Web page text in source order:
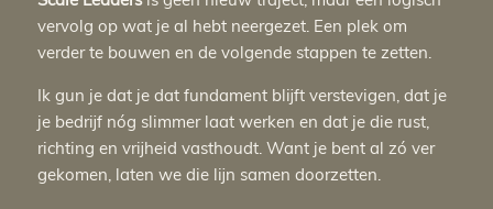
vervolg op wat je al hebt neergezet. Een plek om
verder te bouwen en de volgende stappen te zetten.
Ik gun je dat je dat fundament blijft verstevigen, dat je
je bedrijf nóg slimmer laat werken en dat je die rust,
richting en vrijheid vasthoudt. Want je bent al zó ver
gekomen, laten we die lijn samen doorzetten.